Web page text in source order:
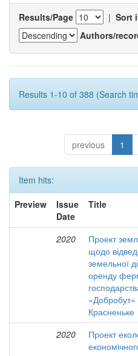
Results/Page | Sort
Authors/
Results 1-10 of 388 (Search
previous 1
Item hits:
Preview
Issue
Date
Title
2020
Проект
щодо
земельної
оренду
«Добробут»
Красненьке
2020
Проект